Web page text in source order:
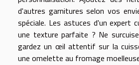
d'autres garnitures selon vos
spéciale. Les astuces d'un expert
une texture parfaite ? Ne
gardez un œil attentif sur la
une omelette au fromage